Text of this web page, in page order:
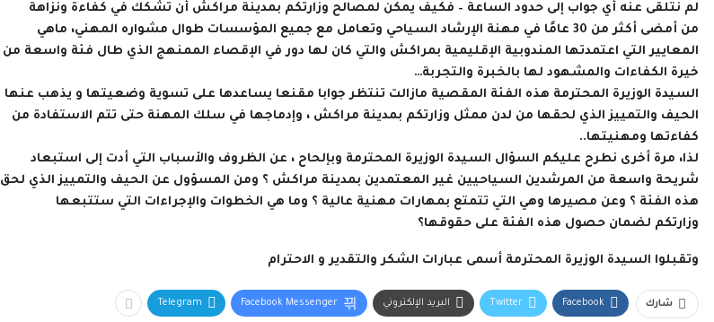
لم نتلقى عنه أي جواب إلى حدود الساعة – فكيف يمكن لمصالح وزارتكم بمدينة مراكش أن تشكك في كفاءة ونزاهة
من أمضى أكثر من 30 عامًا في مهنة الإرشاد السياحي وتعامل مع جميع المؤسسات طوال مشواره المهني، ماهي
المعايير التي اعتمدتها المندوبية الإقليمية بمراكش والتي كان لها دور في الإقصاء الممنهج الذي طال فئة واسعة من
خيرة الكفاءات والمشهود لها بالخبرة والتجربة…
السيدة الوزيرة المحترمة هذه الفئة المقصية مازالت تنتظر جوابا مقنعا يساعدها على تسوية وضعيتها و يذهب عنها
الحيف والتمييز الذي لحقها من لدن ممثل وزارتكم بمدينة مراكش ، وإدماجها في سلك المهنة حتى تتم الاستفادة من
كفاءتها ومهنيتها..
لذا، مرة أخرى نطرح عليكم السؤال السيدة الوزيرة المحترمة وبإلحاح ، عن الظروف والأسباب التي أدت إلى استبعاد
شريحة واسعة من المرشدين السياحيين غير المعتمدين بمدينة مراكش ؟ ومن المسؤول عن الحيف والتمييز الذي لحق
هذه الفئة ؟ وعن مصيرها وهي التي تتمتع بمهارات مهنية عالية ؟ وما هي الخطوات والإجراءات التي ستتبعها
وزارتكم لضمان حصول هذه الفئة على حقوقها؟
وتقبلوا السيدة الوزيرة المحترمة أسمى عبارات الشكر والتقدير و الاحترام
شارك Facebook
Twitter البريد الإلكتروني Facebook Messenger
Telegram